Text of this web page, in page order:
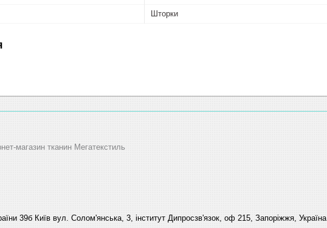
Шторки
магазин тканин Мегатекстиль
39б Київ вул. Солом'янська, 3, інститут Дипросзв'язок, оф 215, Запоріжжя, Україна